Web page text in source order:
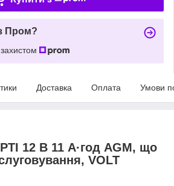
Пром?
Доставка Оплата Умови
12 В 11 А·год AGM, що
VOLT